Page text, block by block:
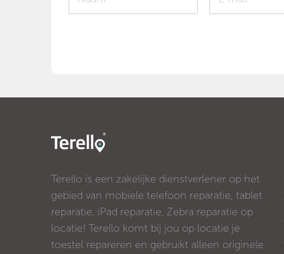
Terello is een zakelijke dienstverlener op het
gebied van mobiele telefoon reparatie, tablet
reparatie, iPad reparatie, Zebra reparatie op
locatie! Terello komt bij jou op locatie je
toestel repareren en gebruikt alleen originele